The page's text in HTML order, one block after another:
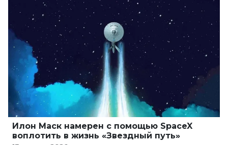
Илон Маск намерен с помощью SpaceX
воплотить в жизнь «Звездный путь»